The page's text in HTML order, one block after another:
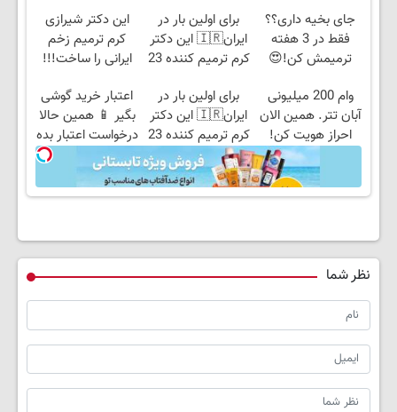
جای بخیه داری؟؟
فقط در 3 هفته
ترمیمش کن!😍
برای اولین بار در
ایران🇮🇷 این دکتر
کرم ترمیم کننده 23
این دکتر شیرازی
کرم ترمیم زخم
ایرانی را ساخت!!!
وام 200 میلیونی
آبان تتر. همین الان
احراز هویت کن!
برای اولین بار در
ایران🇮🇷 این دکتر
کرم ترمیم کننده 23
روزه ساخت!
اعتبار خرید گوشی
بگیر 📱 همین حالا
درخواست اعتبار بده
نظر شما